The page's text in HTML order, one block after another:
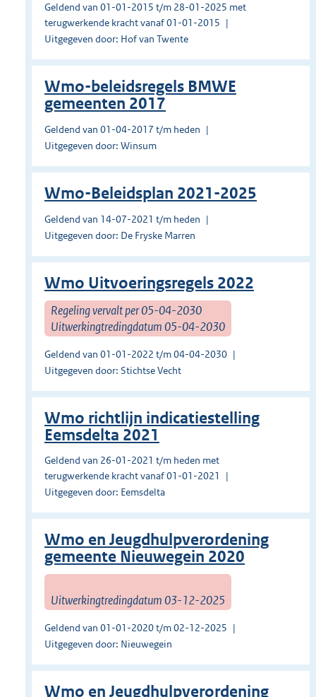
Geldend van 01-01-2015 t/m 28-01-2025 met
terugwerkende kracht vanaf 01-01-2015
Uitgegeven door: Hof van Twente
Wmo-beleidsregels BMWE
gemeenten 2017
Geldend van 01-04-2017 t/m heden
Uitgegeven door: Winsum
Wmo-Beleidsplan 2021-2025
Geldend van 14-07-2021 t/m heden
Uitgegeven door: De Fryske Marren
Wmo Uitvoeringsregels 2022
Regeling vervalt per 05-04-2030
Uitwerkingtredingdatum 05-04-2030
Geldend van 01-01-2022 t/m 04-04-2030
Uitgegeven door: Stichtse Vecht
Wmo richtlijn indicatiestelling
Eemsdelta 2021
Geldend van 26-01-2021 t/m heden met
terugwerkende kracht vanaf 01-01-2021
Uitgegeven door: Eemsdelta
Wmo en Jeugdhulpverordening
gemeente Nieuwegein 2020
Uitwerkingtredingdatum 03-12-2025
Geldend van 01-01-2020 t/m 02-12-2025
Uitgegeven door: Nieuwegein
Wmo en Jeugdhulpverordening